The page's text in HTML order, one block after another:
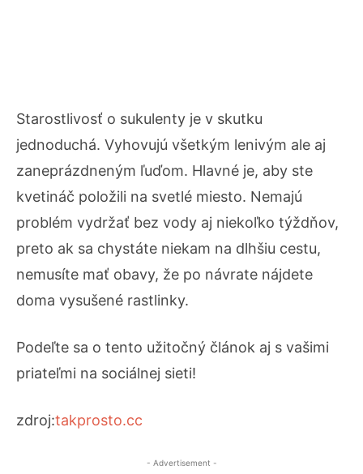
Starostlivosť o sukulenty je v skutku
jednoduchá. Vyhovujú všetkým lenivým ale aj
zaneprázdneným ľuďom. Hlavné je, aby ste
kvetináč položili na svetlé miesto. Nemajú
problém vydržať bez vody aj niekoľko týždňov,
preto ak sa chystáte niekam na dlhšiu cestu,
nemusíte mať obavy, že po návrate nájdete
doma vysušené rastlinky.
Podeľte sa o tento užitočný článok aj s vašimi
priateľmi na sociálnej sieti!
zdroj:takprosto.cc
- Advertisement -